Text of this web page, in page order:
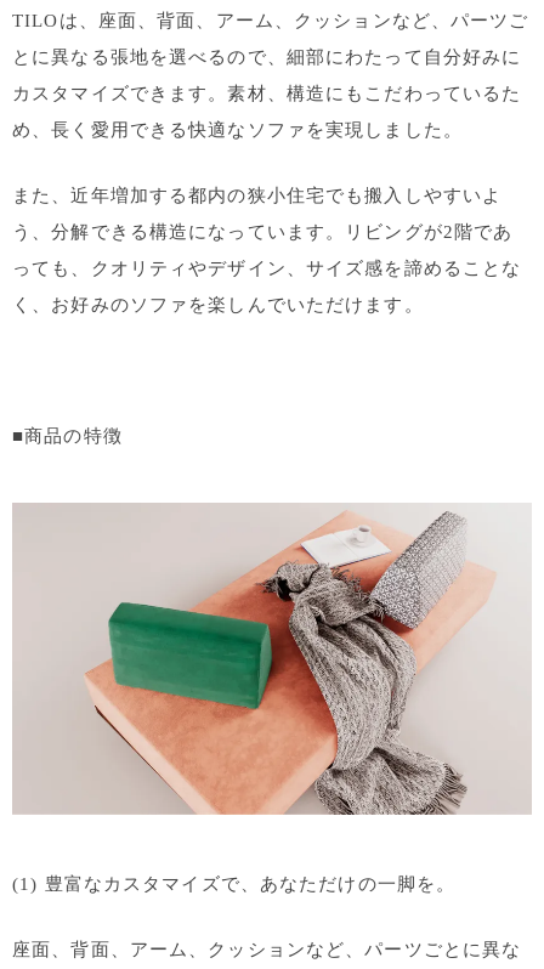
TILOは、座面、背面、アーム、クッションなど、パーツご
とに異なる張地を選べるので、細部にわたって自分好みに
カスタマイズできます。素材、構造にもこだわっているた
め、長く愛用できる快適なソファを実現しました。
また、近年増加する都内の狭小住宅でも搬入しやすいよ
う、分解できる構造になっています。リビングが2階であ
っても、クオリティやデザイン、サイズ感を諦めることな
く、お好みのソファを楽しんでいただけます。
■商品の特徴
(1) 豊富なカスタマイズで、あなただけの一脚を。
座面、背面、アーム、クッションなど、パーツごとに異な